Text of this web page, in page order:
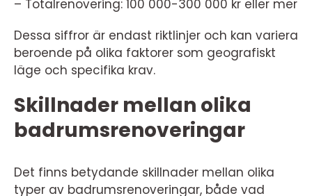
– Totalrenovering: 100 000-300 000 kr eller mer
Dessa siffror är endast riktlinjer och kan variera
beroende på olika faktorer som geografiskt
läge och specifika krav.
Skillnader mellan olika
badrumsrenoveringar
Det finns betydande skillnader mellan olika
typer av badrumsrenoveringar, både vad